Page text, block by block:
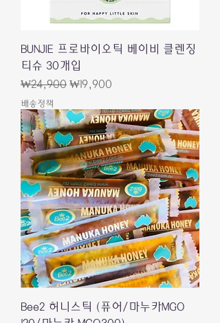
BUNJIE 프로바이오틱 베이비 클렌징
티슈 30개입
Regular Price
₩24,900 Sale Price
₩19,900
배송정책
Bee2 허니스틱 (퓨어/마누카MGO